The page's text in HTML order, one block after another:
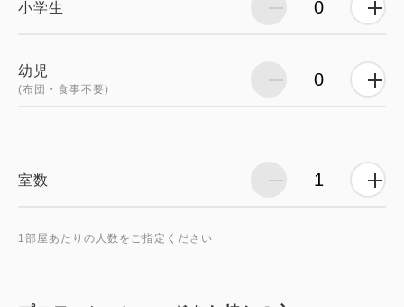
小学生
幼児
(布団・食事不要)
室数
1部屋あたりの人数をご指定ください